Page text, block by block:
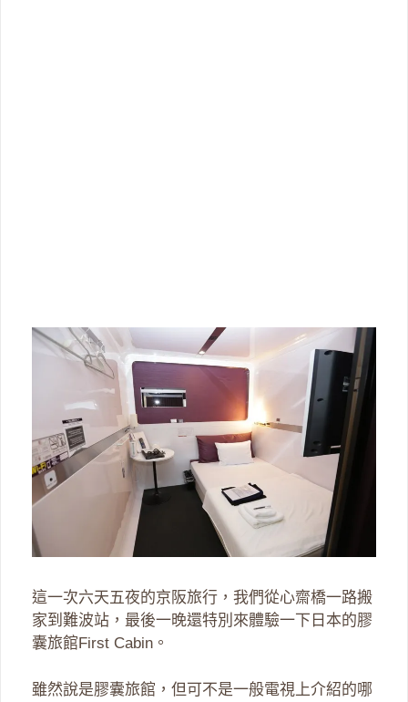
這一次六天五夜的京阪旅行，我們從心齋橋一路搬
家到難波站，最後一晚還特別來體驗一下日本的膠
囊旅館First Cabin。
雖然說是膠囊旅館，但可不是一般電視上介紹的哪